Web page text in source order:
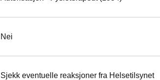
Nei
Sjekk eventuelle reaksjoner fra Helsetilsynet